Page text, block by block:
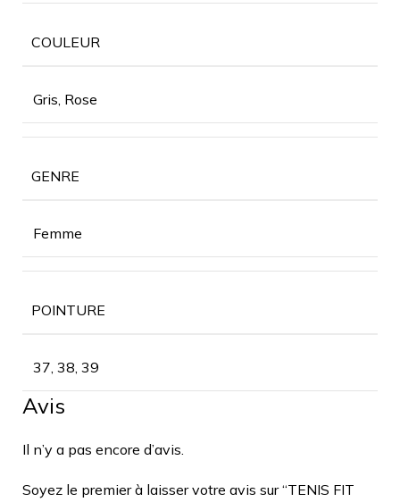
COULEUR
Gris, Rose
GENRE
Femme
POINTURE
37, 38, 39
Avis
Il n’y a pas encore d’avis.
Soyez le premier à laisser votre avis sur “TENIS FIT